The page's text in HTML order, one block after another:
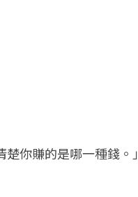
你賺的是哪一種錢。」